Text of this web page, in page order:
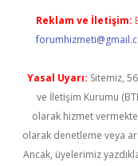
Reklam ve İletişim:
Yasal Uyarı: Sitemiz,
ve İletişim Kurumu
olarak hizmet
olarak denetleme veya
Ancak, üyelerimiz